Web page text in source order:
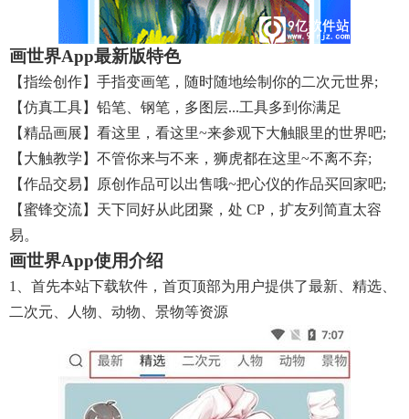
画世界app最新版特色
【指绘创作】手指变画笔，随时随地绘制你的二次元世界;
【仿真工具】铅笔、钢笔，多图层...工具多到你满足
【精品画展】看这里，看这里~来参观下大触眼里的世界吧;
【大触教学】不管你来与不来，狮虎都在这里~不离不弃;
【作品交易】原创作品可以出售哦~把心仪的作品买回家吧;
【蜜锋交流】天下同好从此团聚，处 CP，扩友列简直太容
易。
画世界app使用介绍
1、首先本站下载软件，首页顶部为用户提供了最新、精选、
二次元、人物、动物、景物等资源